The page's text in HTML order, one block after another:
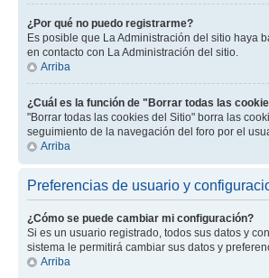
¿Por qué no puedo registrarme?
Es posible que La Administración del sitio haya
en contacto con La Administración del sitio.
Arriba
¿Cuál es la función de "Borrar todas las
"Borrar todas las cookies del Sitio" borra las
seguimiento de la navegación del foro por el
Arriba
Preferencias de usuario y
¿Cómo se puede cambiar mi configuración?
Si es un usuario registrado, todos sus datos y
sistema le permitirá cambiar sus datos y
Arriba